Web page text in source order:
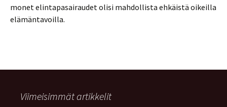
monet elintapasairaudet olisi mahdollista ehkäistä oikeilla
elämäntavoilla.
Viimeisimmät artikkelit